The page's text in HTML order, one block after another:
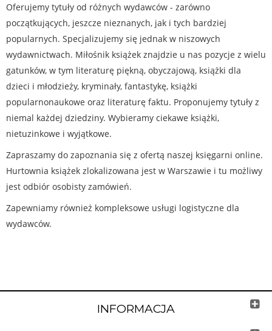
Oferujemy tytuły od różnych wydawców - zarówno
początkujących, jeszcze nieznanych, jak i tych bardziej
popularnych. Specjalizujemy się jednak w niszowych
wydawnictwach. Miłośnik książek znajdzie u nas pozycje z wielu
gatunków, w tym literaturę piękną, obyczajową, książki dla
dzieci i młodzieży, kryminały, fantastykę, książki
popularnonaukowe oraz literaturę faktu. Proponujemy tytuły z
niemal każdej dziedziny. Wybieramy ciekawe książki,
nietuzinkowe i wyjątkowe.
Zapraszamy do zapoznania się z ofertą naszej księgarni online.
Hurtownia książek zlokalizowana jest w Warszawie i tu możliwy
jest odbiór osobisty zamówień.
Zapewniamy również kompleksowe usługi logistyczne dla
wydawców.
INFORMACJA